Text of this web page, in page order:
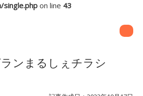
on line 43
ンまるしぇチラシ